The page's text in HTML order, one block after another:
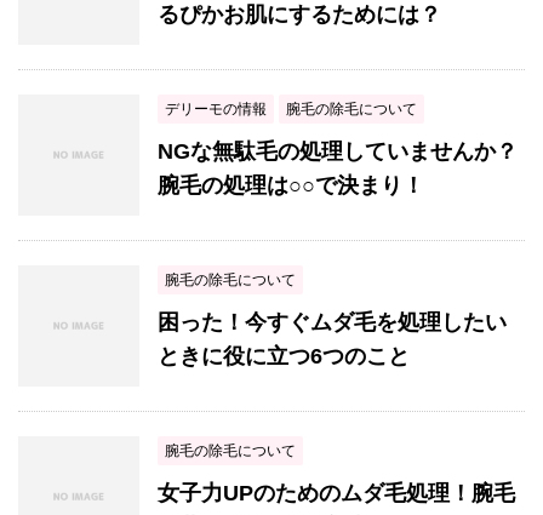
るぴかお肌にするためには？
デリーモの情報 腕毛の除毛について
NGな無駄毛の処理していませんか？
腕毛の処理は○○で決まり！
腕毛の除毛について
困った！今すぐムダ毛を処理したい
ときに役に立つ6つのこと
腕毛の除毛について
女子力UPのためのムダ毛処理！腕毛